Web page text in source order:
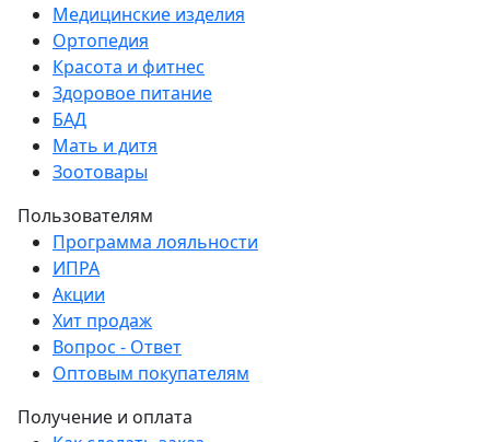
Медицинские изделия
Ортопедия
Красота и фитнес
Здоровое питание
БАД
Мать и дитя
Зоотовары
Пользователям
Программа лояльности
ИПРА
Акции
Хит продаж
Вопрос - Ответ
Оптовым покупателям
Получение и оплата